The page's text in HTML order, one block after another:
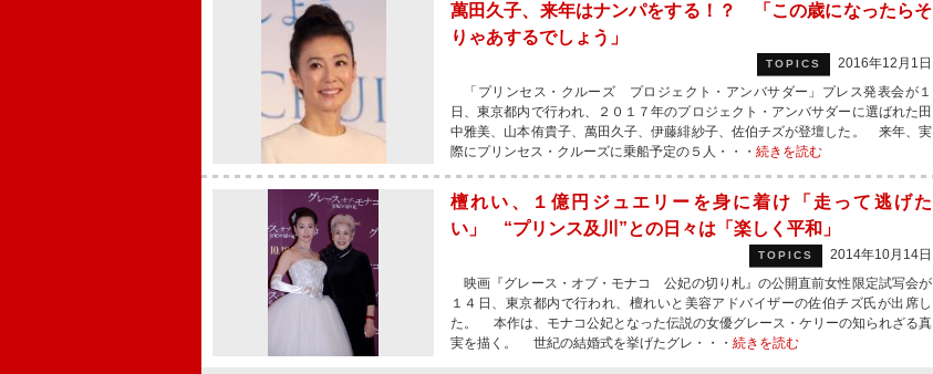
萬田久子、来年はナンパをする！？ 「この歳になったらそ
りゃあするでしょう」
TOPICS
2016年12月1日
「プリンセス・クルーズ プロジェクト・アンバサダー」プレス発表会が１
日、東京都内で行われ、２０１７年のプロジェクト・アンバサダーに選ばれた田
中雅美、山本侑貴子、萬田久子、伊藤緋紗子、佐伯チズが登壇した。 来年、実
際にプリンセス・クルーズに乗船予定の５人・・・ 続きを読む
檀れい、１億円ジュエリーを身に着け「走って逃げた
い」 “プリンス及川”との日々は「楽しく平和」
TOPICS
2014年10月14日
映画『グレース・オブ・モナコ 公妃の切り札』の公開直前女性限定試写会が
１４日、東京都内で行われ、檀れいと美容アドバイザーの佐伯チズ氏が出席し
た。 本作は、モナコ公妃となった伝説の女優グレース・ケリーの知られざる真
実を描く。 世紀の結婚式を挙げたグレ・・・ 続きを読む